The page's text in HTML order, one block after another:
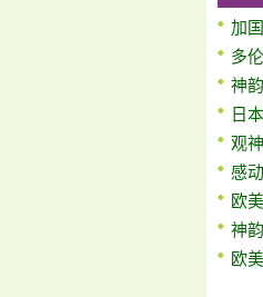
加
多
神
日
观
感
欧
神
欧